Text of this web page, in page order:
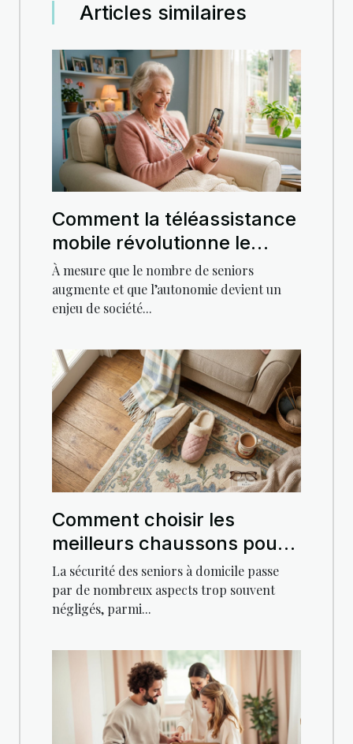
Articles similaires
Comment la téléassistance
mobile révolutionne le
quotidien des seniors ?
À mesure que le nombre de seniors
augmente et que l’autonomie devient un
enjeu de société...
Comment choisir les
meilleurs chaussons pour
la sécurité des seniors ?
La sécurité des seniors à domicile passe
par de nombreux aspects trop souvent
négligés, parmi...